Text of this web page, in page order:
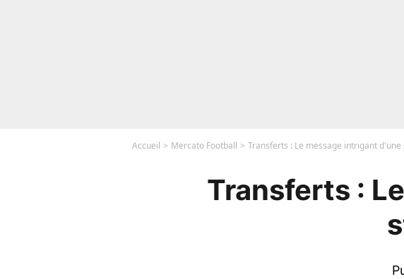
Accueil Mercato Football Transferts : Le message intrigant d'une
Transferts :